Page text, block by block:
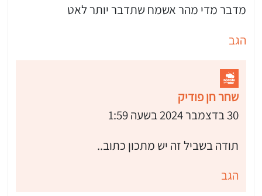
מדבר מדי מהר אשמח שתדבר יותר לאט
הגב
שחר חן פודיק
30 בדצמבר 2024 בשעה 1:59
תודה בשביל זה יש מתכון כתוב..
הגב